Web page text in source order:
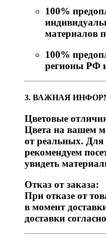
100%
материалов
100%
регионы РФ
3. ВАЖНАЯ
Цветовые
Цвета на вашем
от реальных. Для
рекомендуем
увидеть
Отказ от заказа:
При отказе от
в момент
доставки